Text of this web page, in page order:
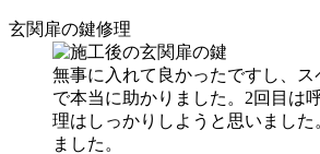
玄関扉の鍵修理
無事に入れて良かったですし、
で本当に助かりました。2回目は
理はしっかりしようと思いまし
ました。